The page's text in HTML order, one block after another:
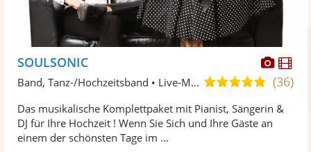
Fotos
SOULSONIC
5,0
5
(36)
Band, Tanz-/Hochzeitsband • Live-Musiker
Das musikalische Komplettpaket mit Pianist, Sängerin &
DJ für Ihre Hochzeit ! Wenn Sie Sich und Ihre Gäste an
einem der schönsten Tage im ...